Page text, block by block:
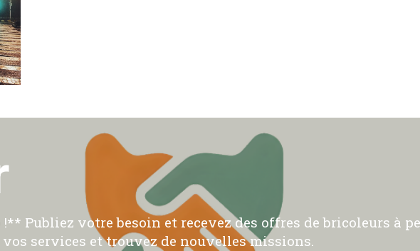
Publiez votre besoin et recevez des offres de bricoleurs à
services et trouvez de nouvelles missions.